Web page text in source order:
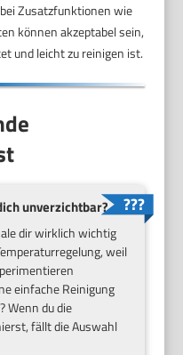
Zusatzfunktionen wie
können akzeptabel sein,
und leicht zu reinigen ist.
unverzichtbar?
dir wirklich wichtig
weil
einfache Reinigung
Wenn du die
fällt die Auswahl